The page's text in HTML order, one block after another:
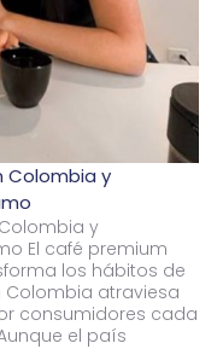
Colombia y
y
El café premium
los hábitos de
atraviesa
consumidores cada
el país